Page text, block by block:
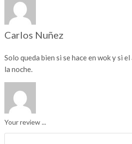
Carlos Nuñez
Solo queda bien si se hace en wok y si
la noche.
Your review ...